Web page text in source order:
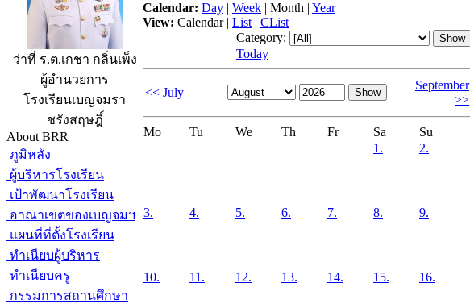
ว่าที่ ร.ต.เกชา กลิ่นเพ็ง
ผู้อำนวยการ
โรงเรียนเบญจมรา
ชรังสฤษฎิ์
About BRR
ภูมิหลัง
ผู้บริหารโรงเรียน
เป้าพัฒนาโรงเรียน
อาณาเขตของเบญจมฯ
แผนที่ที่ตั้งโรงเรียน
ทำเนียบผู้บริหาร
ทำเนียบครู
กรรมการสถานศึกษา
Calendar: Day | Week | Month | Year
View: Calendar| List | CList
Category:
Today
<< July
September
>>
Mo Tu We Th Fr Sa
Su
1.
2.
3. 4. 5. 6. 7. 8. 9.
10. 11. 12. 13. 14. 15. 16.